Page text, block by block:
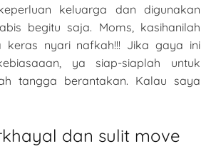
keluarga dan digunakan
begitu saja. Moms, kasihanilah
keras nyari nafkah!!! Jika gaya ini
ya siap-siaplah untuk
tangga berantakan. Kalau saya
dan sulit move